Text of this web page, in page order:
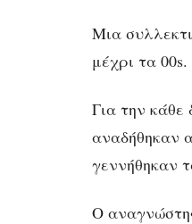
Μια
μέχρι τα 00s.
Για την κάθε
αναδήθηκαν
γεννήθηκαν
Ο